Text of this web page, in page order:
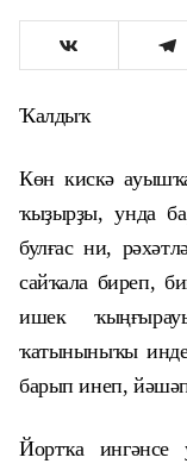
Ҡалдыҡ
Көн кискә
ҡыҙырҙы, унда
булғас ни,
сайҡала биреп,
ишек
ҡатыныныҡы
барып инеп,
Йортҡа